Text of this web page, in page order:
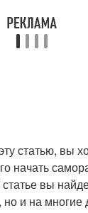
статью, вы
начать
вы
и на многие